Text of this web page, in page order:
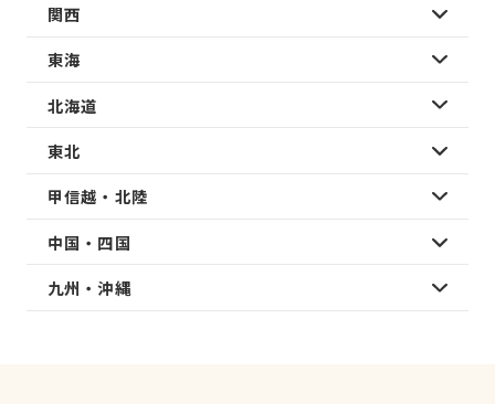
関西
東海
北海道
東北
甲信越・北陸
中国・四国
九州・沖縄